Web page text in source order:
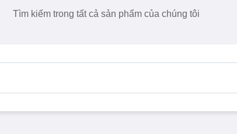
Tìm kiếm trong tất cả sản phẩm của chúng tôi